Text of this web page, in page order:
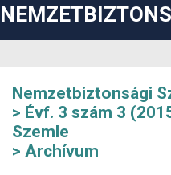
Nemzetbiztonsági
Évf. 3 szám 3
Szemle
Archívum